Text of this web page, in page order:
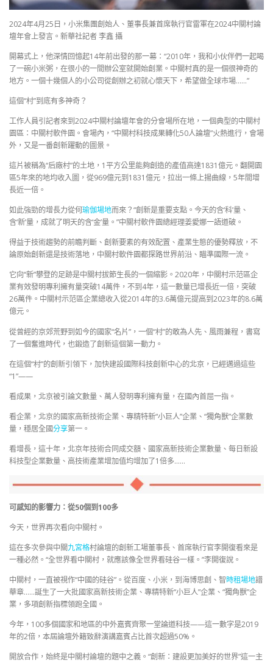
2024年4月25日，小米集團創始人、董事長兼首席執行官雷軍在2024中關村論
壇年會上發言。新華社記者 李鑫 攝
開幕式上，他深情回憶起14年前出發的那一幕：“2010年，我和小伙伴們一起喝
了一碗小米粥，在很小的一間辦公室就開始創業。中關村真的是一個很神奇的
地方。一個十幾個人的小公司從創辦之初就心懷天下，希望做全球市場……”
這個“村”到底有多神奇？
工作人員引記者來到2024中關村論壇年會的分會場所在地，一個典型的中關村
園區：中關村軟件園。會場內，“中關村科技成果轉化50人論壇”火熱進行，會場
外，又是一番創新躍動的圖景。
這片被稱為“后廠村”的土地，1平方公里能夠創造的產值高達1831億元。翻開園
區5年來的地均收入圖，從969億元到1831億元，拉出一條上揚曲線，5年間增
長近一倍。
如此強勁的增長力從何瑜伽場地而來？“創新是重要支點。今天的含‘科’量、
含‘新’量，成就了明天的含‘金’量。”中關村軟件園總經理姜愛娜一語道破。
得益于技術趨勢的前瞻判斷、創新要素的有效配置、產業生態的優勢釋放，不
論原始創新還是技術落地，中關村軟件園都探路世界前沿、瞄準國際一流。
它向“新”攀登的足跡是中關村拔節生長的一個縮影。2020年，中關村示范區企
業有效發明專利擁有量突破14萬件，不到4年，這一數量已增長近一倍，突破
26萬件。中關村示范區企業總收入從2014年的3.6萬億元提高到2023年的8.6萬
億元。
從曾經的京郊荒野到如今的國家“名片”，一個“村”的敢為人先、風雨兼程，書寫
了一個奮進時代，也鍛造了創新這個第一動力。
在這個“村”的創新引領下，加快建設國際科技創新中心的北京，已經邁過這些
“1”——
看成果，北京被引論文數量、萬人發明專利擁有量，在國內首屈一指。
看企業，北京的國家高新技術企業、專精特新“小巨人”企業、“獨角獸”企業數
量，穩居全國分享第一。
看增長，這十年，北京年技術合同成交額、國家高新技術企業數量、每日新設
科技型企業數量、高技術產業增加值均增加了1倍多……
可感知的影響力：從50個到100多
今天，世界再次看向中關村。
這在多次參與中關九宮格村論壇的創新工場董事長、首席執行官李開復看來是
一種必然。“全世界看中關村，就應該像全世界看硅谷一樣。”李開復說。
中關村，一直被視作“中國的硅谷”。從百度、小米，到海博思創、智時租場地譜
華章……誕生了一大批國家高新技術企業、專精特新“小巨人”企業、“獨角獸”企
業，多項創新指標領跑全國。
今年，100多個國家和地區的中外嘉賓齊聚一堂論道科技——這一數字是2019
年的2倍，本屆論壇外籍致辭演講嘉賓占比首次超過50%。
開放合作，始終是中關村論壇的題中之義。“創新：建設更加美好的世界”這一主